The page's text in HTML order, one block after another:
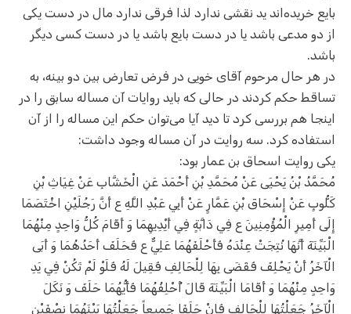
بایع خریده‌اند ید نقشی ندارد لذا فرقی ندارد مال در دست یکی
از دو مدعی باشد یا در دست بایع باشد یا در دست کسی دیگر
باشد.
در هر حال مرحوم آقای خویی در فرض تعارض بین دو بینه، به
تساقط حکم کردند در حالی که باید روایات آن مساله سابق را در
اینجا هم بررسی کرد تا دید آیا می‌توان حکم این مساله را از آن
استفاده کرد. سه روایت در آن مساله وجود داشت:
یکی روایت اسحاق بن عمار بود:
مُحَمَّدُ بْنُ يَحْيَى عَنْ مُحَمَّدِ بْنِ أَحْمَدَ عَنِ الْخَشَّابِ عَنْ غِيَاثِ بْنِ
كَلُّوبٍ عَنْ إِسْحَاقَ بْنِ عَمَّارٍ عَنْ أَبِي عَبْدِ اللَّهِ ع أَنَّ رَجُلَيْنِ اخْتَصَمَا
إِلَى أَمِيرِ الْمُؤْمِنِينَ ع فِي دَابَّةٍ فِي أَيْدِيهِمَا وَ أَقَامَ كُلُّ وَاحِدٍ مِنْهُمَا
الْبَيِّنَةَ أَنَّهَا نُتِجَتْ عِنْدَهُ فَأَحْلَفَهُمَا عَلِيٌّ ع فَحَلَفَ أَحَدُهُمَا وَ أَبَى
الْآخَرُ أَنْ يَحْلِفَ فَقَضَى بِهَا لِلْحَالِفِ فَقِيلَ لَهُ فَلَوْ لَمْ تَكُنْ فِي يَدِ
وَاحِدٍ مِنْهُمَا وَ أَقَامَا الْبَيِّنَةَ قَالَ أُحْلِفُهُمَا فَأَيُّهُمَا حَلَفَ وَ نَكَلَ
الْآخَرُ جَعَلْتُهَا لِلْحَالِفِ فَإِنْ حَلَفَا جَمِيعاً جَعَلْتُهَا بَيْنَهُمَا نِصْفَيْنِ